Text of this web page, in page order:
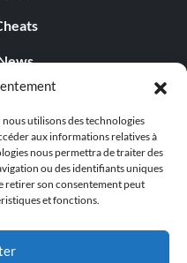
utilisons des technologies
aux informations relatives à
nous permettra de traiter des
ou des identifiants uniques
retirer son consentement peut
et fonctions.
Games